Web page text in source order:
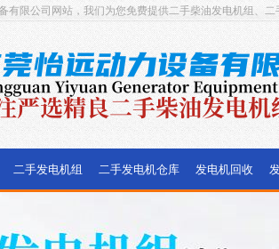
有限公司网站，我们为您免费提供二手柴油发电机组、
二手发电机组 二手发电机仓库 发电机回收